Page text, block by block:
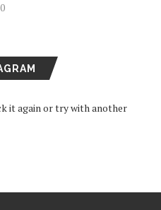
it again or try with another